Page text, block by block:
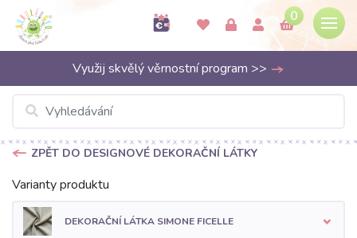
0
Využij skvělý věrnostní program >>
ZPĚT DO DESIGNOVÉ DEKORAČNÍ LÁTKY
Varianty produktu
DEKORAČNÍ LÁTKA SIMONE FICELLE